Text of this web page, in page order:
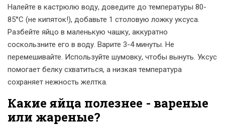
Налейте в кастрюлю воду, доведите до температуры 80-
85°C (не кипяток!), добавьте 1 столовую ложку уксуса.
Разбейте яйцо в маленькую чашку, аккуратно
соскользните его в воду. Варите 3-4 минуты. Не
перемешивайте. Используйте шумовку, чтобы вынуть. Уксус
помогает белку схватиться, а низкая температура
сохраняет нежность желтка.
Какие яйца полезнее - вареные
или жареные?